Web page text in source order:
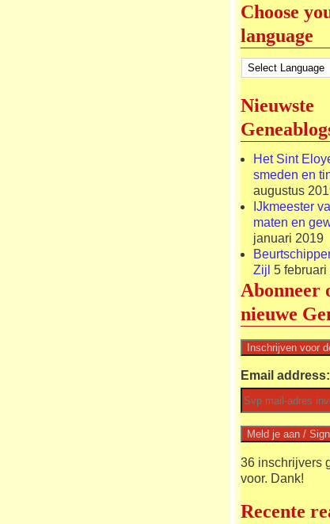
Choose
language
Nieuwste
Het Sint
smeden en
augustus
IJkmeester
maten en
januari 2019
Zijl 5 februari
Abonneer
nieuwe
Email address:
36 inschrijvers
voor. Dank!
Recente